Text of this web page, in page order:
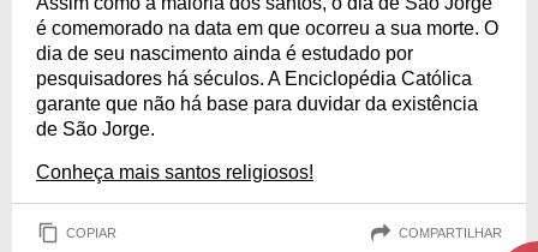
é comemorado na data em que ocorreu a sua morte. O
dia de seu nascimento ainda é estudado por
pesquisadores há séculos. A Enciclopédia Católica
garante que não há base para duvidar da existência
de São Jorge.
Conheça mais santos religiosos!
COPIAR COMPARTILHAR